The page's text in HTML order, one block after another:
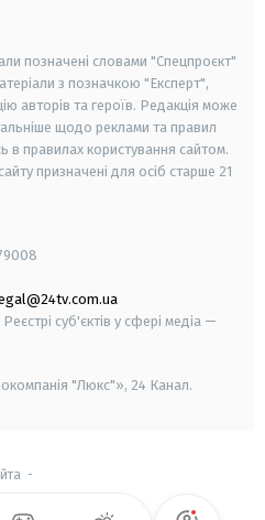
позначені словами "Спецпроєкт"
з позначкою "Експерт",
авторів та героїв. Редакція може
щодо реклами та правил
в правилах користування сайтом.
призначені для осіб старше 21
суб'єктів у сфері медіа —
"Люкс"», 24 Канал.
-